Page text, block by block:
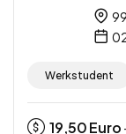
Werkstudent
19,50Euro